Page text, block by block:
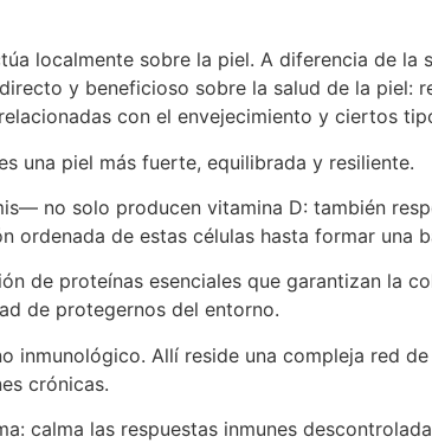
localmente sobre la piel. A diferencia de
y beneficioso sobre la salud de la piel:
con el envejecimiento y ciertos
una piel más fuerte, equilibrada y resiliente.
no solo producen vitamina D: también
ordenada de estas células hasta formar una
de proteínas esenciales que garantizan la
de protegernos del entorno.
inmunológico. Allí reside una compleja red
crónicas.
calma las respuestas inmunes